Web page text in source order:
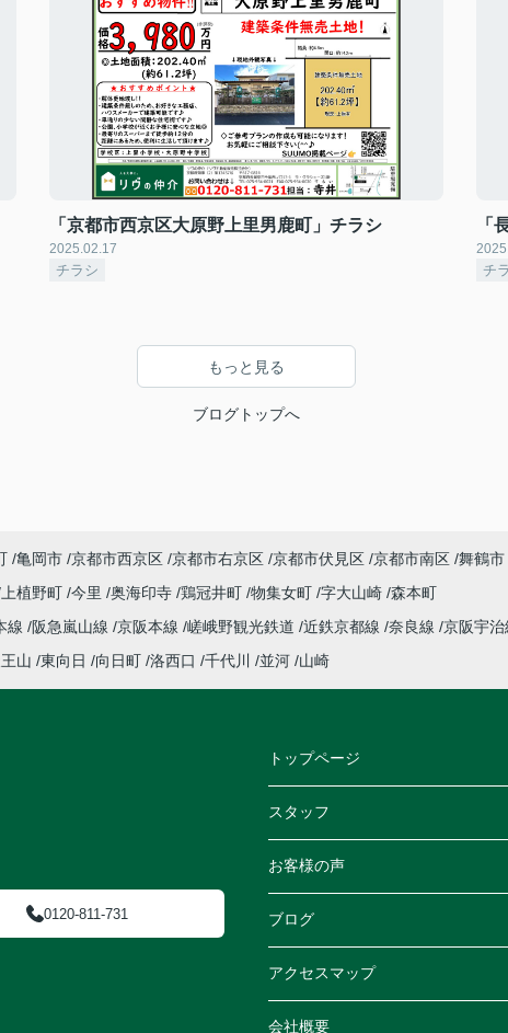
「京都市西京区大原野上里男鹿町」チラシ
2025.02.17
チラシ
「
チ
もっと見る
ブログトップへ
亀岡市 京都市西京区 京都市右京区 京都市伏見区 京都市南区 舞鶴市
上植野町 今里 奥海印寺 鶏冠井町 物集女町 字大山崎 森本町
線 阪急嵐山線 京阪本線 嵯峨野観光鉄道 近鉄京都線 奈良線 京阪宇治
山 東向日 向日町 洛西口 千代川 並河 山崎
0120-811-731
トップページ
スタッフ
お客様の声
ブログ
アクセスマップ
会社概要